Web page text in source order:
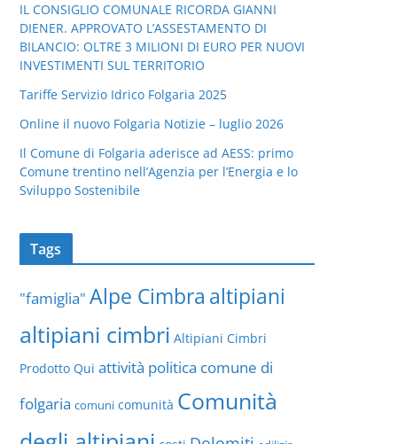
IL CONSIGLIO COMUNALE RICORDA GIANNI
DIENER. APPROVATO L’ASSESTAMENTO DI
BILANCIO: OLTRE 3 MILIONI DI EURO PER NUOVI
INVESTIMENTI SUL TERRITORIO
Tariffe Servizio Idrico Folgaria 2025
Online il nuovo Folgaria Notizie – luglio 2026
Il Comune di Folgaria aderisce ad AESS: primo
Comune trentino nell’Agenzia per l’Energia e lo
Sviluppo Sostenibile
Tags
"famiglia" Alpe Cimbra altipiani
altipiani cimbri Altipiani Cimbri
Prodotto Qui attività politica comune di
folgaria comuni comunità Comunità